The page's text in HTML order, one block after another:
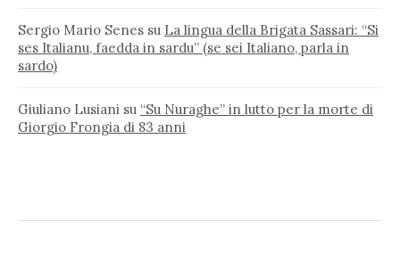
Sergio Mario Senes su La lingua della Brigata Sassari: “Si
ses Italianu, faedda in sardu” (se sei Italiano, parla in
sardo)
Giuliano Lusiani su “Su Nuraghe” in lutto per la morte di
Giorgio Frongia di 83 anni